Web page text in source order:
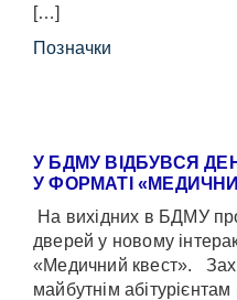
[…]
Позначки
У БДМУ ВІДБУВСЯ
У ФОРМАТІ
На вихідних в БДМУ
дверей у новому
«Медичний квест».
майбутнім